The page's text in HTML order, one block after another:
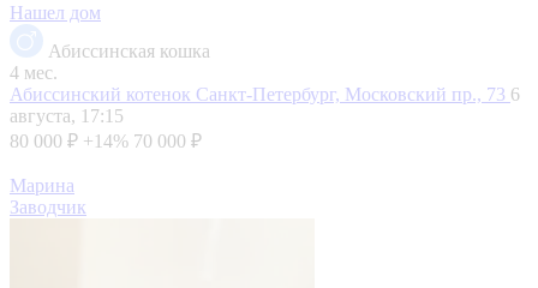
Нашел дом
Абиссинская кошка
4 мес.
Абиссинский котенок Санкт-Петербург, Московский пр., 73 6
августа, 17:15
80 000 ₽ +14% 70 000 ₽
Марина
Заводчик